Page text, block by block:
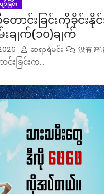
ခြင်း
ာင်းခြင်းကိုခိုင်းနိုင်
ချက်(၁၀)ချက်
ဆရာရဲမင်း 没有评
းခြင်းက…